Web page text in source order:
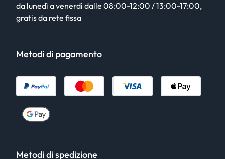
da lunedì a venerdì dalle 08:00-12:00 / 13:00-17:00,
gratis da rete fissa
Metodi di pagamento
Metodi di spedizione